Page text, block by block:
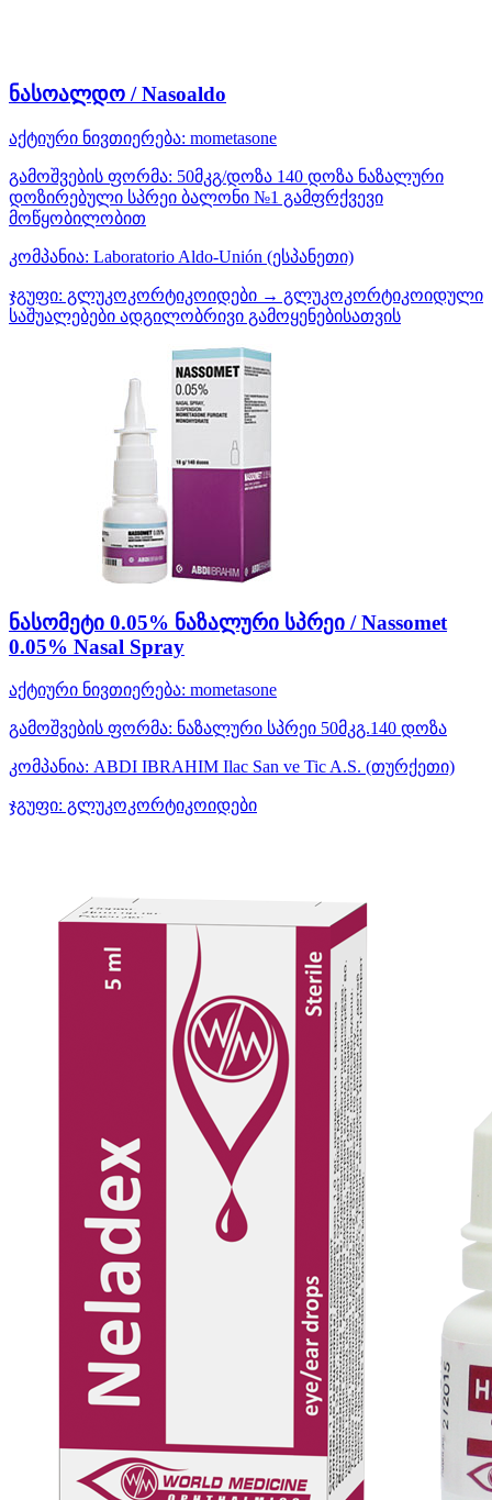
ნასოალდო / Nasoaldo
აქტიური ნივთიერება: mometasone
გამოშვების ფორმა: 50მკგ/დოზა 140 დოზა ნაზალური
დოზირებული სპრეი ბალონი №1 გამფრქვევი
მოწყობილობით
კომპანია: Laboratorio Aldo-Unión (ესპანეთი)
ჯგუფი: გლუკოკორტიკოიდები → გლუკოკორტიკოიდული
საშუალებები ადგილობრივი გამოყენებისათვის
ნასომეტი 0.05% ნაზალური სპრეი / Nassomet
0.05% Nasal Spray
აქტიური ნივთიერება: mometasone
გამოშვების ფორმა: ნაზალური სპრეი 50მკგ.140 დოზა
კომპანია: ABDI IBRAHIM Ilac San ve Tic A.S. (თურქეთი)
ჯგუფი: გლუკოკორტიკოიდები